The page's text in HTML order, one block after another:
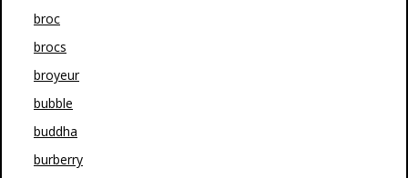
broc
brocs
broyeur
bubble
buddha
burberry